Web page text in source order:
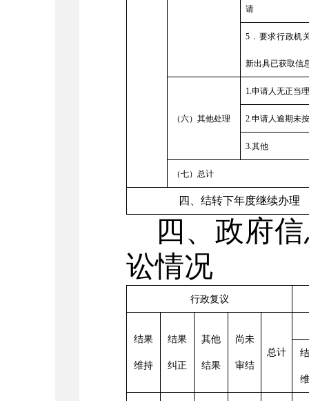
请
5 ．要求行政机
新出具已获取信
（六）其他处理
1.申请人无正当
2.申请人逾期未
3.其他
（七）总计
四、结转下年度继续办理
四 、 政府
讼情况
行政复议
结果
维持
结果
纠正
其他
结果
尚未
审结
总计